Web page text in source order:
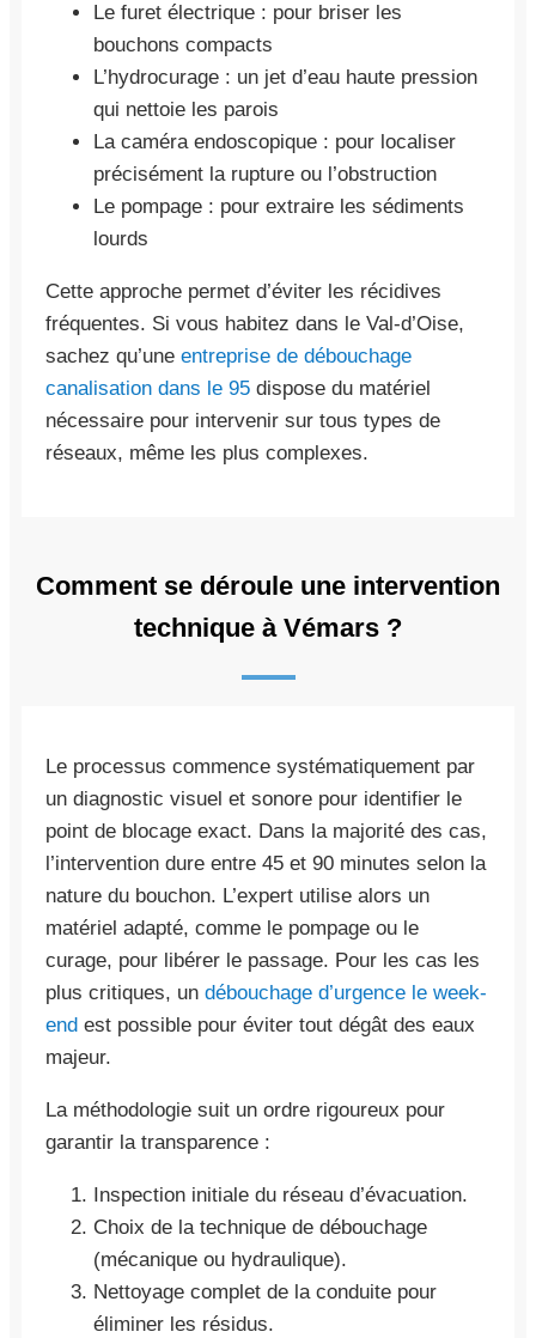
Le furet électrique : pour briser les
bouchons compacts
L’hydrocurage : un jet d’eau haute pression
qui nettoie les parois
La caméra endoscopique : pour localiser
précisément la rupture ou l’obstruction
Le pompage : pour extraire les sédiments
lourds
Cette approche permet d’éviter les récidives
fréquentes. Si vous habitez dans le Val-d’Oise,
sachez qu’une entreprise de débouchage
canalisation dans le 95 dispose du matériel
nécessaire pour intervenir sur tous types de
réseaux, même les plus complexes.
Comment se déroule une intervention
technique à Vémars ?
Le processus commence systématiquement par
un diagnostic visuel et sonore pour identifier le
point de blocage exact. Dans la majorité des cas,
l’intervention dure entre 45 et 90 minutes selon la
nature du bouchon. L’expert utilise alors un
matériel adapté, comme le pompage ou le
curage, pour libérer le passage. Pour les cas les
plus critiques, un débouchage d’urgence le week-
end est possible pour éviter tout dégât des eaux
majeur.
La méthodologie suit un ordre rigoureux pour
garantir la transparence :
Inspection initiale du réseau d’évacuation.
Choix de la technique de débouchage
(mécanique ou hydraulique).
Nettoyage complet de la conduite pour
éliminer les résidus.